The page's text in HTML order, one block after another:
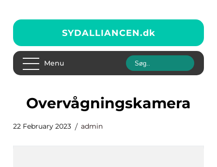
SYDALLIANCEN.dk
Menu
overvågningskamera
22 February 2023 admin